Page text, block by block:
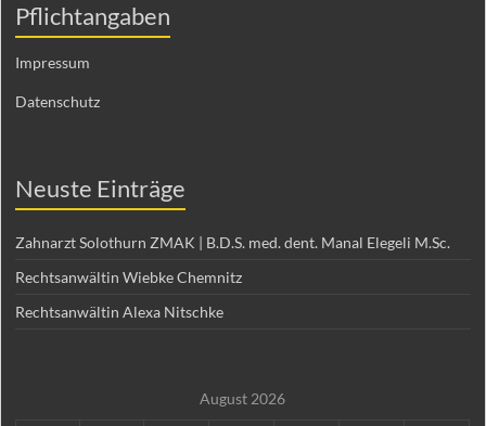
Pflichtangaben
Impressum
Datenschutz
Neuste Einträge
Zahnarzt Solothurn ZMAK | B.D.S. med. dent. Manal Elegeli M.Sc.
Rechtsanwältin Wiebke Chemnitz
Rechtsanwältin Alexa Nitschke
August 2026